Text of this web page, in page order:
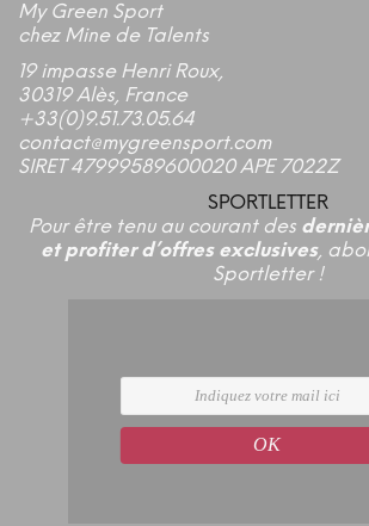
My Green Sport
chez Mine de Talents
19 impasse Henri Roux,
30319 Alès, France
+33(0)9.51.73.05.64
contact@mygreensport.com
SIRET 47999589600020 APE 7022Z
SPORTLETTER
Pour être tenu au courant des
et profiter d’offres exclusives,
Sportletter !
OK